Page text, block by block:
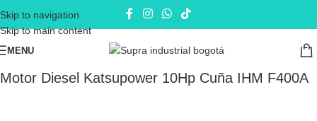
Skip to navigation
Skip to main content
MENU
Inicio Motores Motores Diesel
Motor Diesel Katsupower 10Hp Cuña IHM F400A